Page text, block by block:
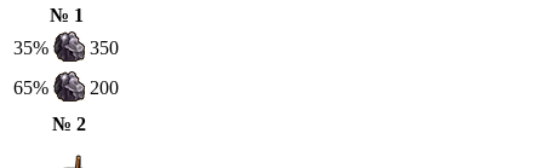
№ 1
35%
350
65%
200
№ 2